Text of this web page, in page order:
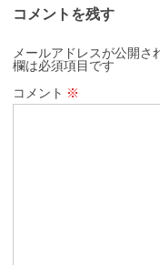
コメントを残す
メールアドレスが公開さ
欄は必須項目です
コメント ※